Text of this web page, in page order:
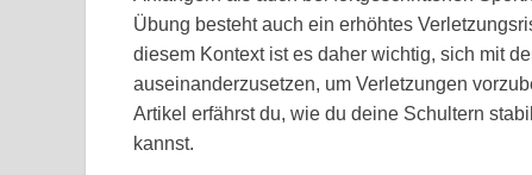
Übung besteht auch ein erhöhtes
diesem Kontext ist es daher wichtig, sich mit
auseinanderzusetzen, um Verletzungen
Artikel erfährst du, wie du deine Schultern
kannst.